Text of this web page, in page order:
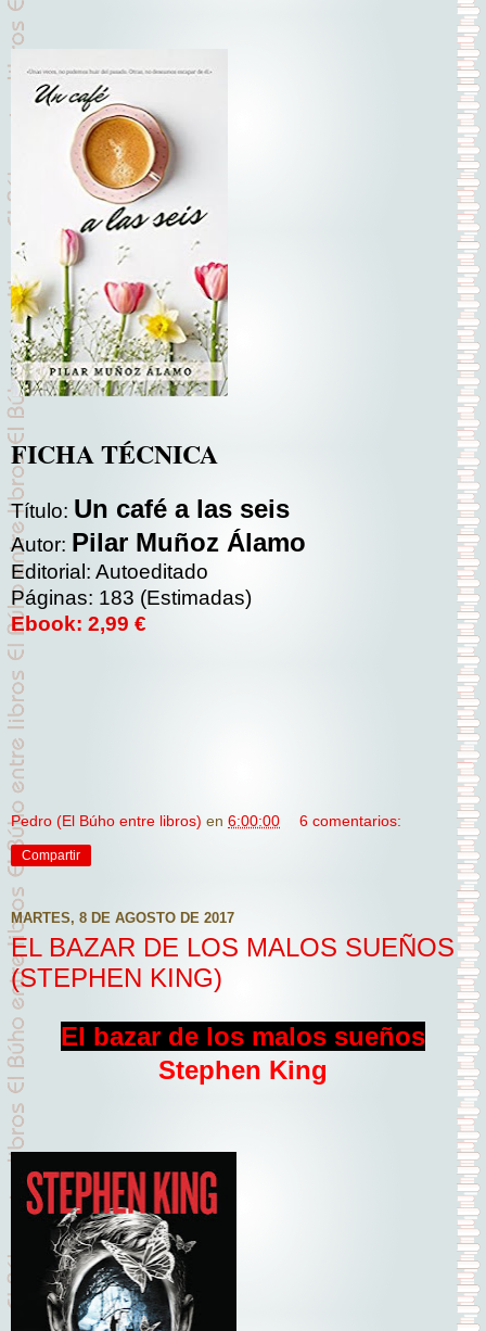
FICHA TÉCNICA
Título: Un café a las seis
Autor: Pilar Muñoz Álamo
Editorial: Autoeditado
Páginas: 183 (Estimadas)
Ebook: 2,99 €
Pedro (El Búho entre libros) en 6:00:00 6 comentarios:
Compartir
MARTES, 8 DE AGOSTO DE 2017
EL BAZAR DE LOS MALOS SUEÑOS
(STEPHEN KING)
El bazar de los malos sueños
Stephen King